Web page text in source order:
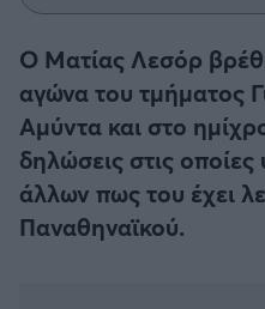
Κηφισιά
Αστέρας Τρίπολης
Παναιτωλικός
Ο Ματίας Λεσόρ
αγώνα του τμήματος
Αμύντα και στο
δηλώσεις στις
άλλων πως του έχει
Παναθηναϊκού.